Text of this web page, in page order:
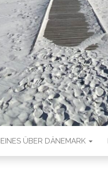
ÜBER DÄNEMARK